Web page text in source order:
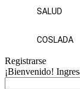
SALUD
COSLADA
Registrarse
¡Bienvenido!